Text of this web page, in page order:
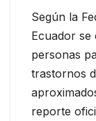
Según la
Ecuador se
personas
trastornos
reporte